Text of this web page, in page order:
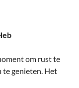
om rust te
te genieten. Het